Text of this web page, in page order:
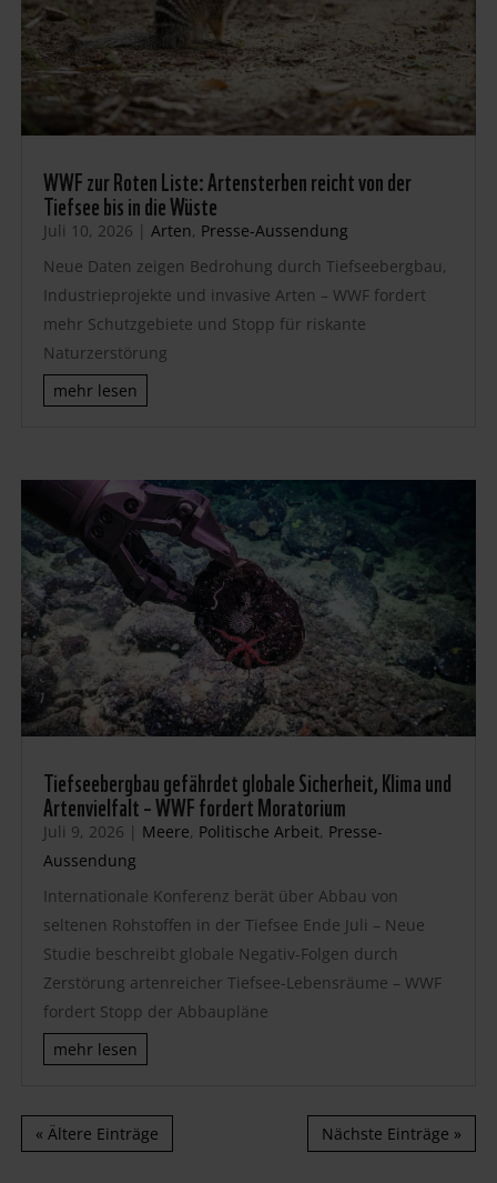
WWF zur Roten Liste: Artensterben reicht von der
Tiefsee bis in die Wüste
Juli 10, 2026 | Arten, Presse-Aussendung
Neue Daten zeigen Bedrohung durch Tiefseebergbau,
Industrieprojekte und invasive Arten – WWF fordert
mehr Schutzgebiete und Stopp für riskante
Naturzerstörung
mehr lesen
Tiefseebergbau gefährdet globale Sicherheit, Klima und
Artenvielfalt – WWF fordert Moratorium
Juli 9, 2026 | Meere, Politische Arbeit, Presse-
Aussendung
Internationale Konferenz berät über Abbau von
seltenen Rohstoffen in der Tiefsee Ende Juli – Neue
Studie beschreibt globale Negativ-Folgen durch
Zerstörung artenreicher Tiefsee-Lebensräume – WWF
fordert Stopp der Abbaupläne
mehr lesen
« Ältere Einträge Nächste Einträge »